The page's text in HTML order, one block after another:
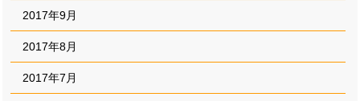
2017年9月
2017年8月
2017年7月